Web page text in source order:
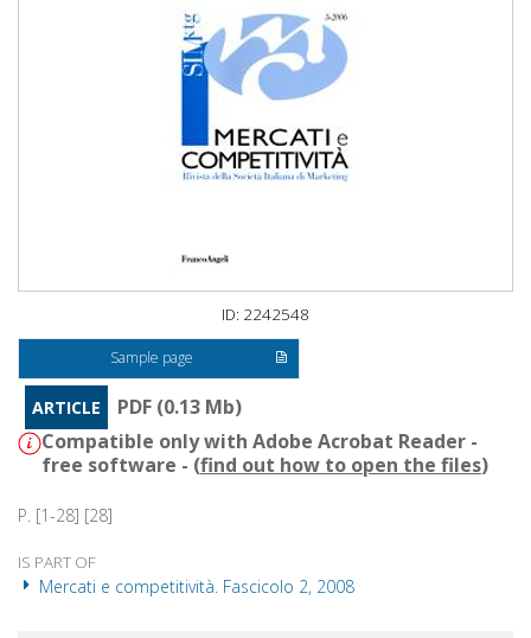
ID: 2242548
Sample page
ARTICLE
PDF (0.13 Mb)
Compatible only with Adobe Acrobat Reader -
free software - (find out how to open the files)
P. [1-28] [28]
IS PART OF
Mercati e competitività. Fascicolo 2, 2008